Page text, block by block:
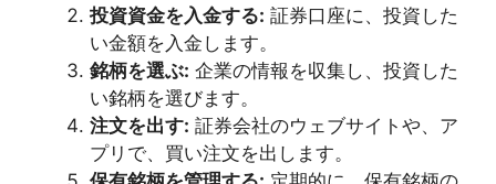
投資資金を入金する: 証券口座に、投資した
い金額を入金します。
銘柄を選ぶ: 企業の情報を収集し、投資した
い銘柄を選びます。
注文を出す: 証券会社のウェブサイトや、ア
プリで、買い注文を出します。